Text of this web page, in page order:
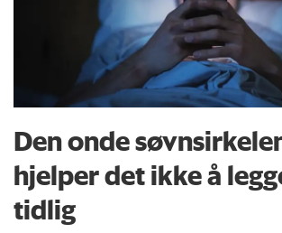
Den onde
hjelper det ikke å
tidlig